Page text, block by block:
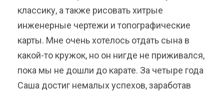
классику, а также рисовать хитрые
инженерные чертежи и топографические
карты. Мне очень хотелось отдать сына в
какой-то кружок, но он нигде не приживался,
пока мы не дошли до карате. За четыре года
Саша достиг немалых успехов, заработав